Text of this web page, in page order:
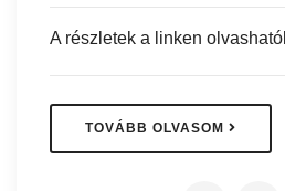
A részletek a linken
TOVÁBB OLVASOM